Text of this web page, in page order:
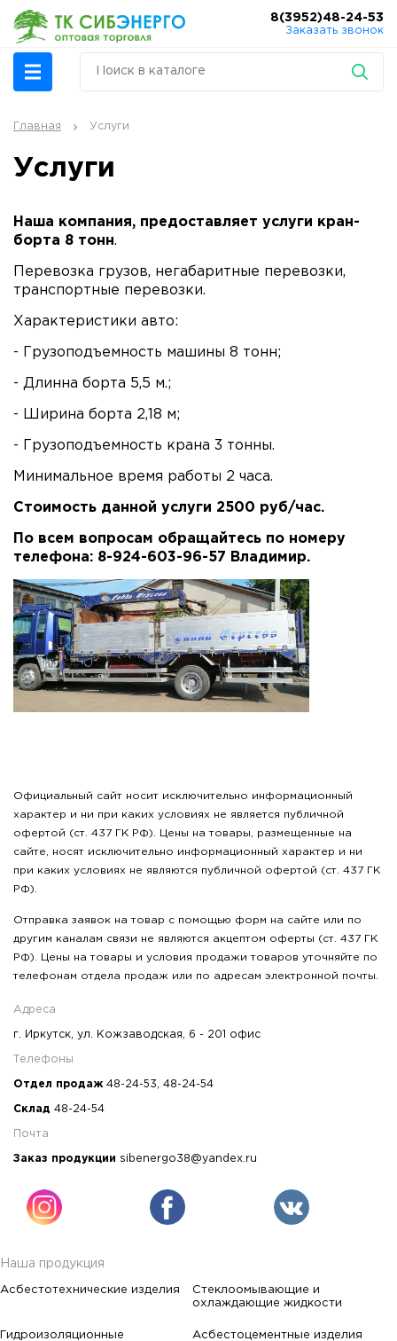
8(3952)48-24-53
Заказать звонок
Главная Услуги
Услуги
Наша компания, предоставляет услуги кран-
борта 8 тонн.
Перевозка грузов, негабаритные перевозки,
транспортные перевозки.
Характеристики авто:
- Грузоподъемность машины 8 тонн;
- Длинна борта 5,5 м.;
- Ширина борта 2,18 м;
- Грузоподъемность крана 3 тонны.
Минимальное время работы 2 часа.
Стоимость данной услуги 2500 руб/час.
По всем вопросам обращайтесь по номеру
телефона: 8-924-603-96-57 Владимир.
Официальный сайт носит исключительно информационный
характер и ни при каких условиях не является публичной
офертой (ст. 437 ГК РФ). Цены на товары, размещенные на
сайте, носят исключительно информационный характер и ни
при каких условиях не являются публичной офертой (ст. 437 ГК
РФ).
Отправка заявок на товар с помощью форм на сайте или по
другим каналам связи не являются акцептом оферты (ст. 437 ГК
РФ). Цены на товары и условия продажи товаров уточняйте по
телефонам отдела продаж или по адресам электронной почты.
Адреса
г. Иркутск, ул. Кожзаводская, 6 - 201 офис
Телефоны
Отдел продаж 48-24-53, 48-24-54
Склад 48-24-54
Почта
Заказ продукции sibenergo38@yandex.ru
Наша продукция
Асбестотехнические изделия
Стеклоомывающие и
охлаждающие жидкости
Гидроизоляционные
Асбестоцементные изделия